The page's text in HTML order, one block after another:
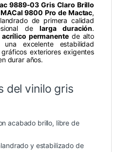
9889-03 Gris Claro Brillo
MACal 9800 Pro de Mactac,
de primera calidad
delarga duración.
permanentede alto
excelente estabilidad
exteriores exigentes
durar años.
del vinilo gris
acabado brillo, libre de
y estabilizado de